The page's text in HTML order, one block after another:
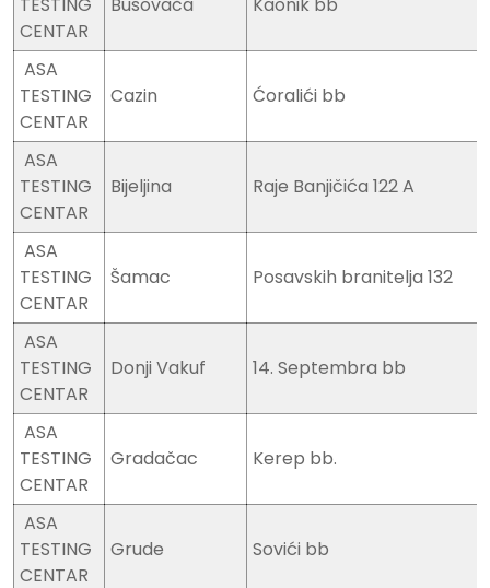
CENTAR
ASA
TESTING
CENTAR
Cazin Ćoralići bb
ASA
TESTING
CENTAR
Bijeljina Raje Banjičića 122 A
ASA
TESTING
CENTAR
Šamac Posavskih branitelja 132
ASA
TESTING
CENTAR
Donji Vakuf 14. Septembra bb
ASA
TESTING
CENTAR
Gradačac Kerep bb.
ASA
TESTING
CENTAR
Grude Sovići bb